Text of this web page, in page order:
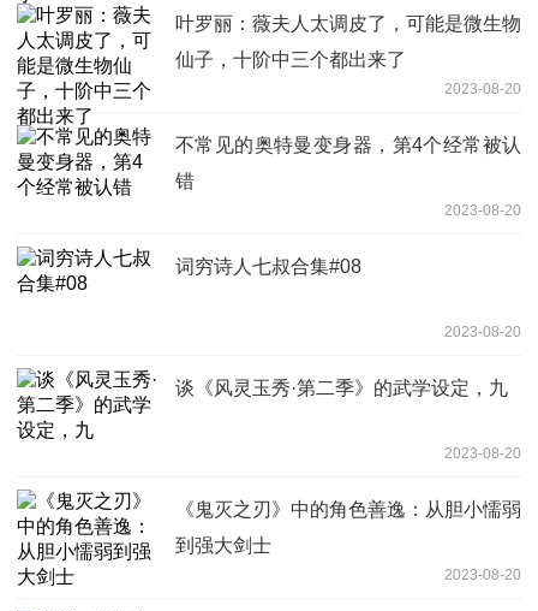
叶罗丽：薇夫人太调皮了，可能是微生物
仙子，十阶中三个都出来了
2023-08-20
不常见的奥特曼变身器，第4个经常被认
错
2023-08-20
词穷诗人七叔合集#08
2023-08-20
谈《风灵玉秀·第二季》的武学设定，九
2023-08-20
《鬼灭之刃》中的角色善逸：从胆小懦弱
到强大剑士
2023-08-20